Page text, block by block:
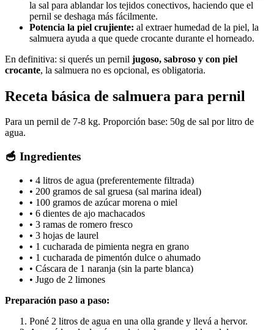
la sal para ablandar los tejidos conectivos, haciendo que el
pernil se deshaga más fácilmente.
Potencia la piel crujiente: al extraer humedad de la piel, la
salmuera ayuda a que quede crocante durante el horneado.
En definitiva: si querés un pernil jugoso, sabroso y con piel
crocante, la salmuera no es opcional, es obligatoria.
Receta básica de salmuera para pernil
Para un pernil de 7-8 kg. Proporción base: 50g de sal por litro de
agua.
🥣 Ingredientes
• 4 litros de agua (preferentemente filtrada)
• 200 gramos de sal gruesa (sal marina ideal)
• 100 gramos de azúcar morena o miel
• 6 dientes de ajo machacados
• 3 ramas de romero fresco
• 3 hojas de laurel
• 1 cucharada de pimienta negra en grano
• 1 cucharada de pimentón dulce o ahumado
• Cáscara de 1 naranja (sin la parte blanca)
• Jugo de 2 limones
Preparación paso a paso:
Poné 2 litros de agua en una olla grande y llevá a hervor.